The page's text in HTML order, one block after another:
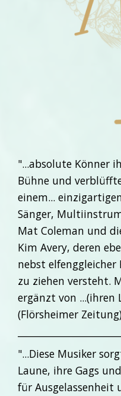
"...absolute Könner
Bühne und
einem...
Sänger,
Mat Coleman und
Kim Avery, deren
nebst elfenggleicher
zu ziehen versteht.
ergänzt von ...(ihren
(Flörsheimer
"...Diese Musiker
Laune, ihre Gags
für Ausgelassenheit